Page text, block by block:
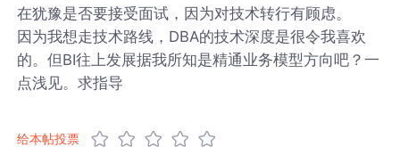
在犹豫是否要接受面试，因为对技术转行有顾虑。
因为我想走技术路线，DBA的技术深度是很令我喜欢
的。但BI往上发展据我所知是精通业务模型方向吧？一
点浅见。求指导
给本帖投票